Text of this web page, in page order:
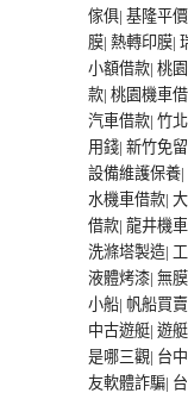
傢俱| 基隆平
膜| 熱轉印膜|
小額借款| 桃
款| 桃園機車
汽車借款| 竹
用錢| 新竹免
設備維護保養|
水機車借款|
借款| 龍井機
洗滌塔製造|
液體烤漆| 無
小船| 帆船買賣
中古遊艇| 遊
是哪三觀| 台
友軟體詐騙|